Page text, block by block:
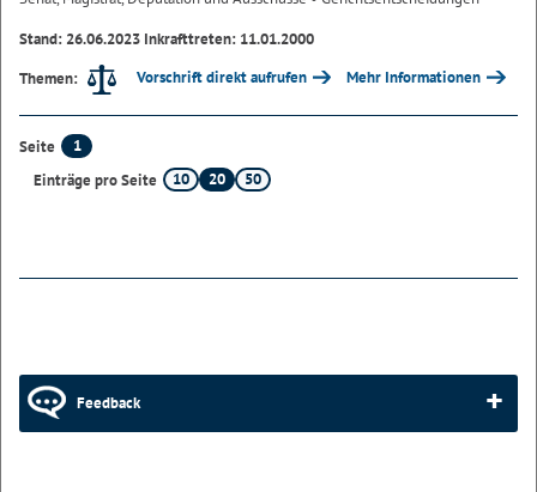
Stand: 26.06.2023 Inkrafttreten: 11.01.2000
Themen:
Vorschrift direkt aufrufen Mehr Informationen
Seite
1
Einträge pro Seite
10 20 50
Feedback